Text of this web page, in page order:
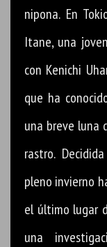
nipona. En
Itane, una
con Kenichi
que ha
una breve luna
rastro.
pleno invierno
el último lugar
una